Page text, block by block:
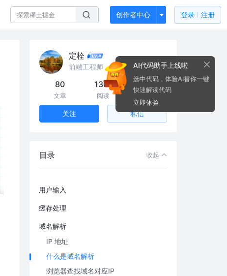
创作者中心 登录 注册
定栓
前端工程师
80
文章
130k
阅读
59
粉丝
关注 私信
目录 收起
整体概述
URL释义
用户输入
缓存处理
域名解析
IP 地址
什么是域名解析
浏览器查找域名对应IP
AI代码助手上线啦
选中代码，体验AI替你一键
快速解读代码
立即体验